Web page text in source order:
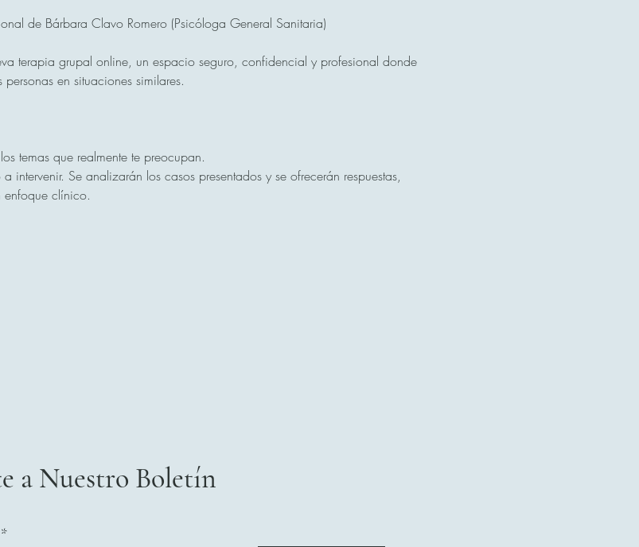
de Bárbara Clavo Romero (Psicóloga General Sanitaria)
terapia grupal online, un espacio seguro, confidencial y profesional donde
en situaciones similares.
temas que realmente te preocupan.
Se analizarán los casos presentados y se ofrecerán respuestas,
enfoque clínico.
a Nuestro Boletín